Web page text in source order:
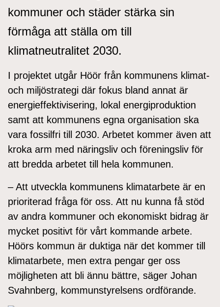
kommuner och städer stärka sin
förmåga att ställa om till
klimatneutralitet 2030.
I projektet utgår Höör från kommunens klimat-
och miljöstrategi där fokus bland annat är
energieffektivisering, lokal energiproduktion
samt att kommunens egna organisation ska
vara fossilfri till 2030. Arbetet kommer även att
kroka arm med näringsliv och föreningsliv för
att bredda arbetet till hela kommunen.
– Att utveckla kommunens klimatarbete är en
prioriterad fråga för oss. Att nu kunna få stöd
av andra kommuner och ekonomiskt bidrag är
mycket positivt för vårt kommande arbete.
Höörs kommun är duktiga när det kommer till
klimatarbete, men extra pengar ger oss
möjligheten att bli ännu bättre, säger Johan
Svahnberg, kommunstyrelsens ordförande.